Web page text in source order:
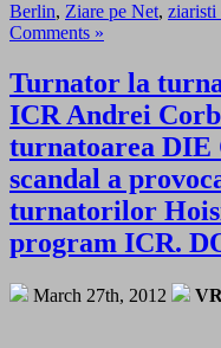
Berlin, Ziare pe Net, ziaristi
Comments »
Turnator la
ICR Andrei
turnatoarea DIE
scandal a
turnatorilor
program ICR.
March 27th, 2012 VR